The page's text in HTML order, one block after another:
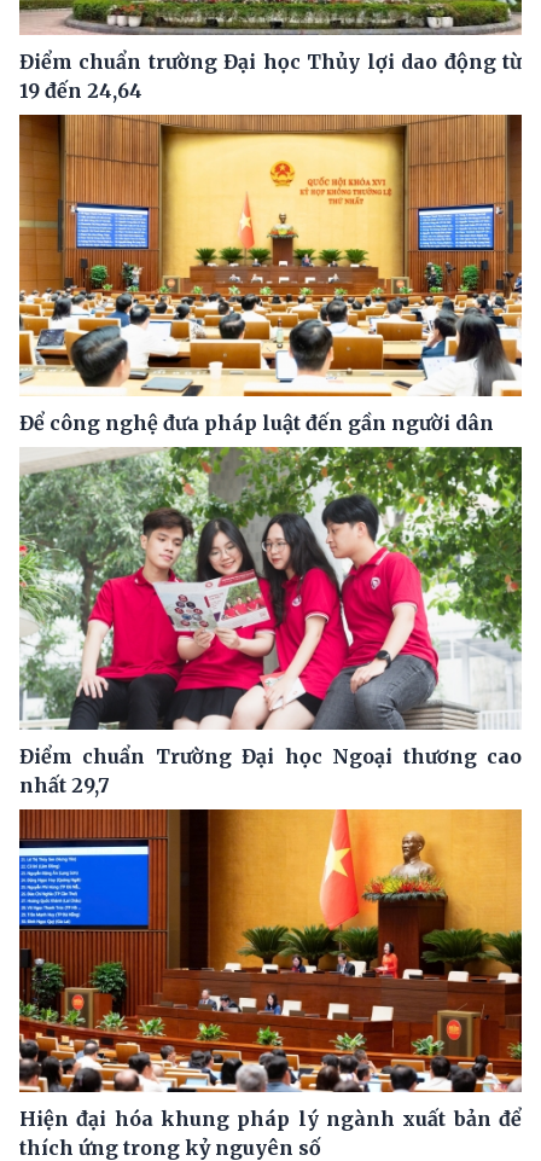
Điểm chuẩn trường Đại học Thủy lợi dao động từ
19 đến 24,64
Để công nghệ đưa pháp luật đến gần người dân
Điểm chuẩn Trường Đại học Ngoại thương cao
nhất 29,7
Hiện đại hóa khung pháp lý ngành xuất bản để
thích ứng trong kỷ nguyên số